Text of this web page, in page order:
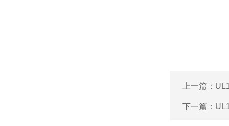
上一篇：
下一篇：